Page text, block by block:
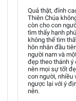
Quả thật, đỉnh
Thiên Chúa
còn cho con
tìm thấy hạnh
không thể tìm
hôn nhân đầu
người nam và
đẹp theo thánh ý
nên mọi sự tốt
con người, nhiều
ngược lại với ý
nên.